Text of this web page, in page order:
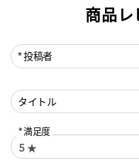
商品レ
投稿者
タイトル
満足度